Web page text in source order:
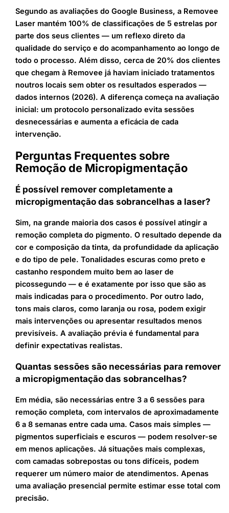
Segundo as avaliações do Google Business, a Removee
Laser mantém 100% de classificações de 5 estrelas por
parte dos seus clientes — um reflexo direto da
qualidade do serviço e do acompanhamento ao longo de
todo o processo. Além disso, cerca de 20% dos clientes
que chegam à Removee já haviam iniciado tratamentos
noutros locais sem obter os resultados esperados —
dados internos (2026). A diferença começa na avaliação
inicial: um protocolo personalizado evita sessões
desnecessárias e aumenta a eficácia de cada
intervenção.
Perguntas Frequentes sobre
Remoção de Micropigmentação
É possível remover completamente a
micropigmentação das sobrancelhas a laser?
Sim, na grande maioria dos casos é possível atingir a
remoção completa do pigmento. O resultado depende da
cor e composição da tinta, da profundidade da aplicação
e do tipo de pele. Tonalidades escuras como preto e
castanho respondem muito bem ao laser de
picossegundo — e é exatamente por isso que são as
mais indicadas para o procedimento. Por outro lado,
tons mais claros, como laranja ou rosa, podem exigir
mais intervenções ou apresentar resultados menos
previsíveis. A avaliação prévia é fundamental para
definir expectativas realistas.
Quantas sessões são necessárias para remover
a micropigmentação das sobrancelhas?
Em média, são necessárias entre 3 a 6 sessões para
remoção completa, com intervalos de aproximadamente
6 a 8 semanas entre cada uma. Casos mais simples —
pigmentos superficiais e escuros — podem resolver-se
em menos aplicações. Já situações mais complexas,
com camadas sobrepostas ou tons difíceis, podem
requerer um número maior de atendimentos. Apenas
uma avaliação presencial permite estimar esse total com
precisão.